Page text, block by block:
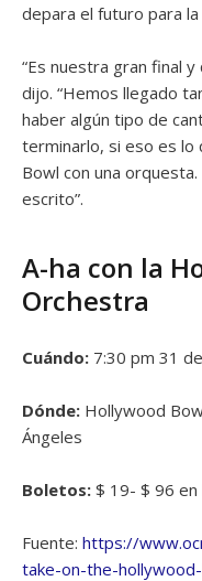
depara el futuro para la
“Es nuestra gran final
dijo. “Hemos llegado
haber algún tipo de
terminarlo, si eso es lo
Bowl con una
escrito”.
A-ha con la
Orchestra
Cuándo: 7:30 pm 31
Dónde: Hollywood
Ángeles
Boletos: $ 19- $ 96 en
Fuente: https://
take-on-the-